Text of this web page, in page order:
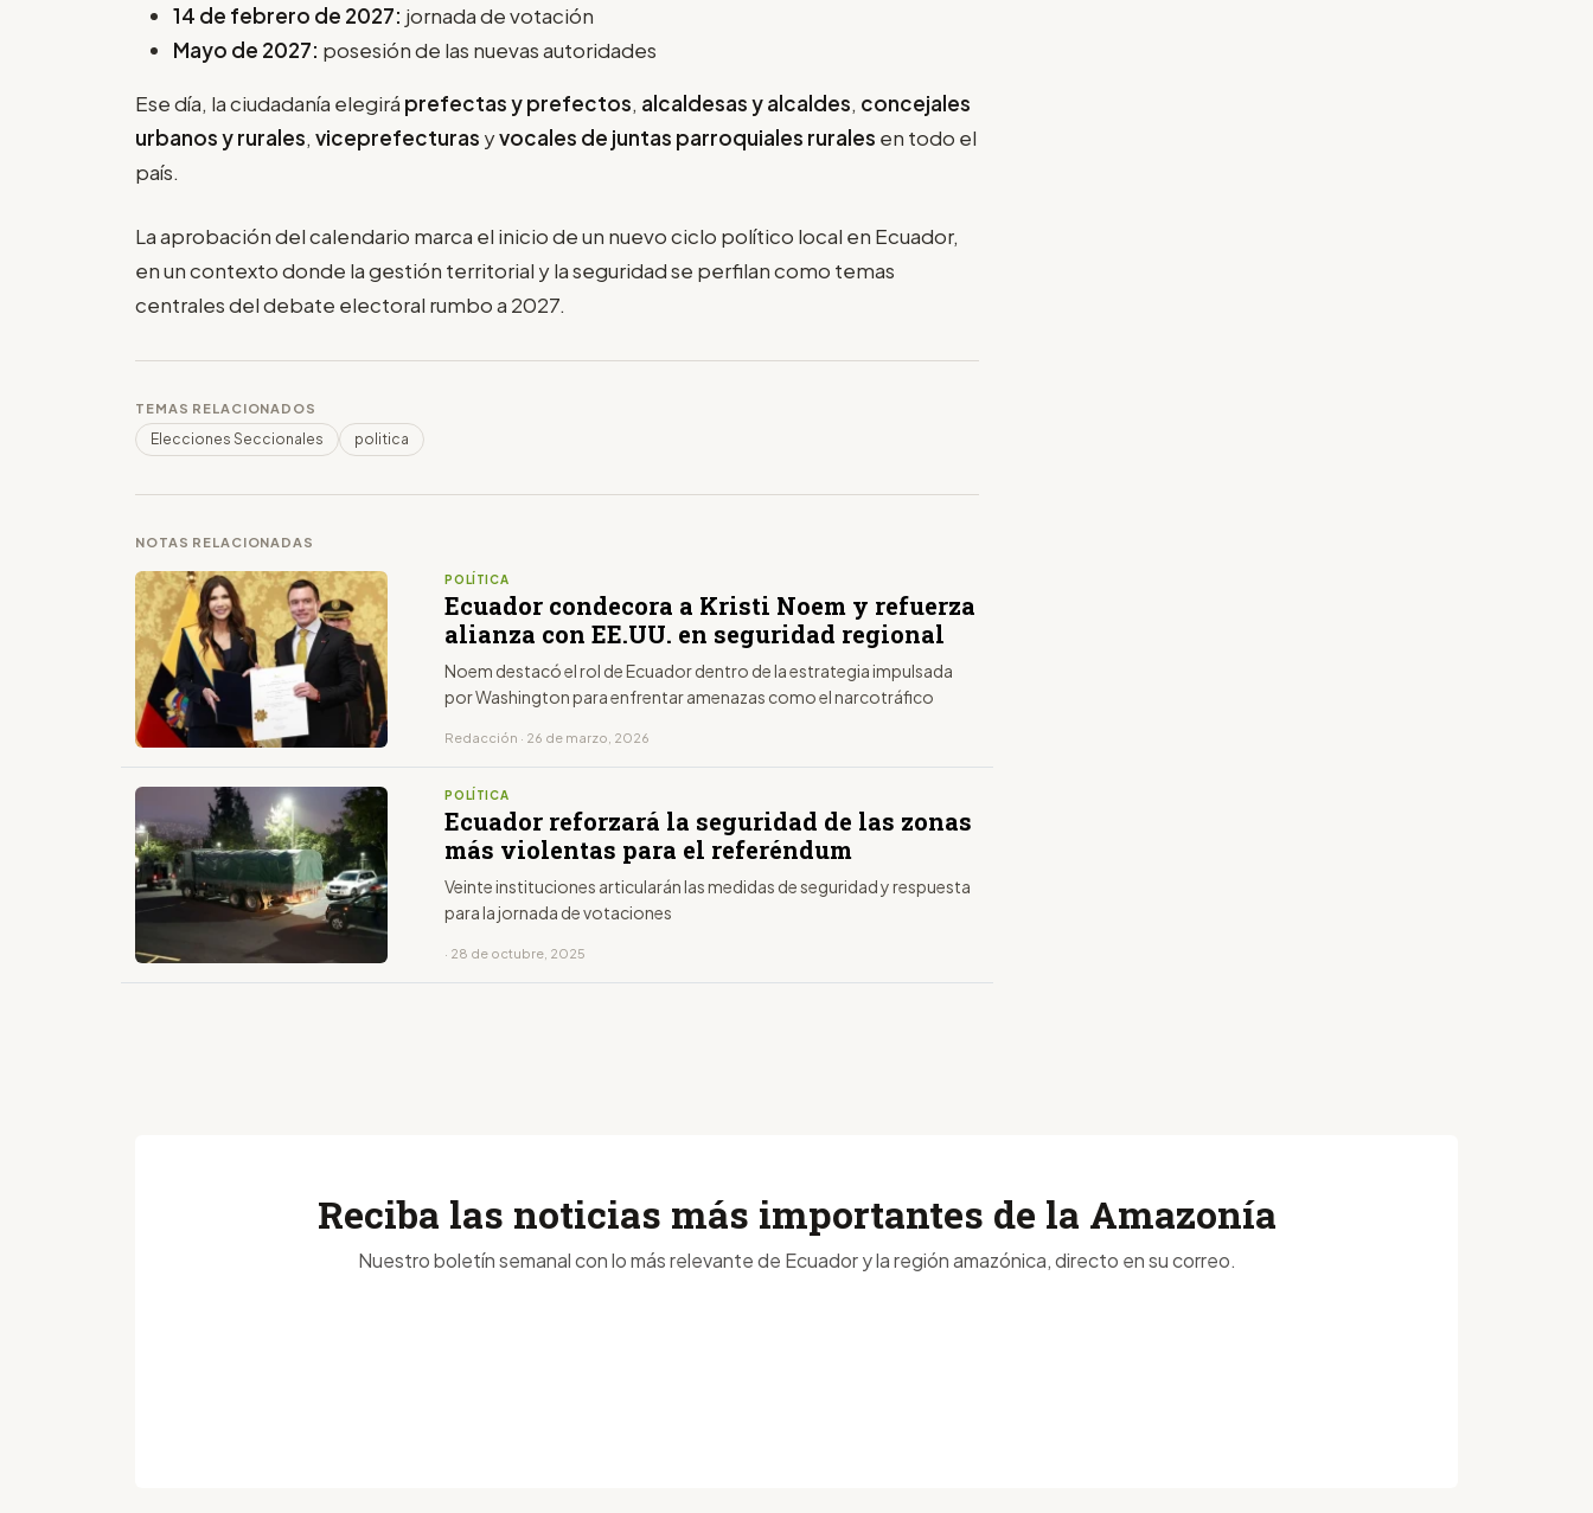
14 de febrero de 2027: jornada de votación
Mayo de 2027: posesión de las nuevas autoridades
Ese día, la ciudadanía elegirá prefectas y prefectos, alcaldesas y alcaldes, concejales
urbanos y rurales, viceprefecturas yvocales de juntas parroquiales rurales en todo el
país.
La aprobación del calendario marca el inicio de un nuevo ciclo político local en Ecuador,
en un contexto donde la gestión territorial y la seguridad se perfilan como temas
centrales del debate electoral rumbo a 2027.
TEMAS RELACIONADOS
Elecciones Seccionales politica
NOTAS RELACIONADAS
POLÍTICA
Ecuador condecora a Kristi Noem y refuerza
alianza con EE.UU. en seguridad regional
Noem destacó el rol de Ecuador dentro de la estrategia impulsada
por Washington para enfrentar amenazas como el narcotráfico
Redacción · 26 de marzo, 2026
POLÍTICA
Ecuador reforzará la seguridad de las zonas
más violentas para el referéndum
Veinte instituciones articularán las medidas de seguridad y respuesta
para la jornada de votaciones
· 28 de octubre, 2025
Reciba las noticias más importantes de la Amazonía
Nuestro boletín semanal con lo más relevante de Ecuador y la región amazónica, directo en su correo.